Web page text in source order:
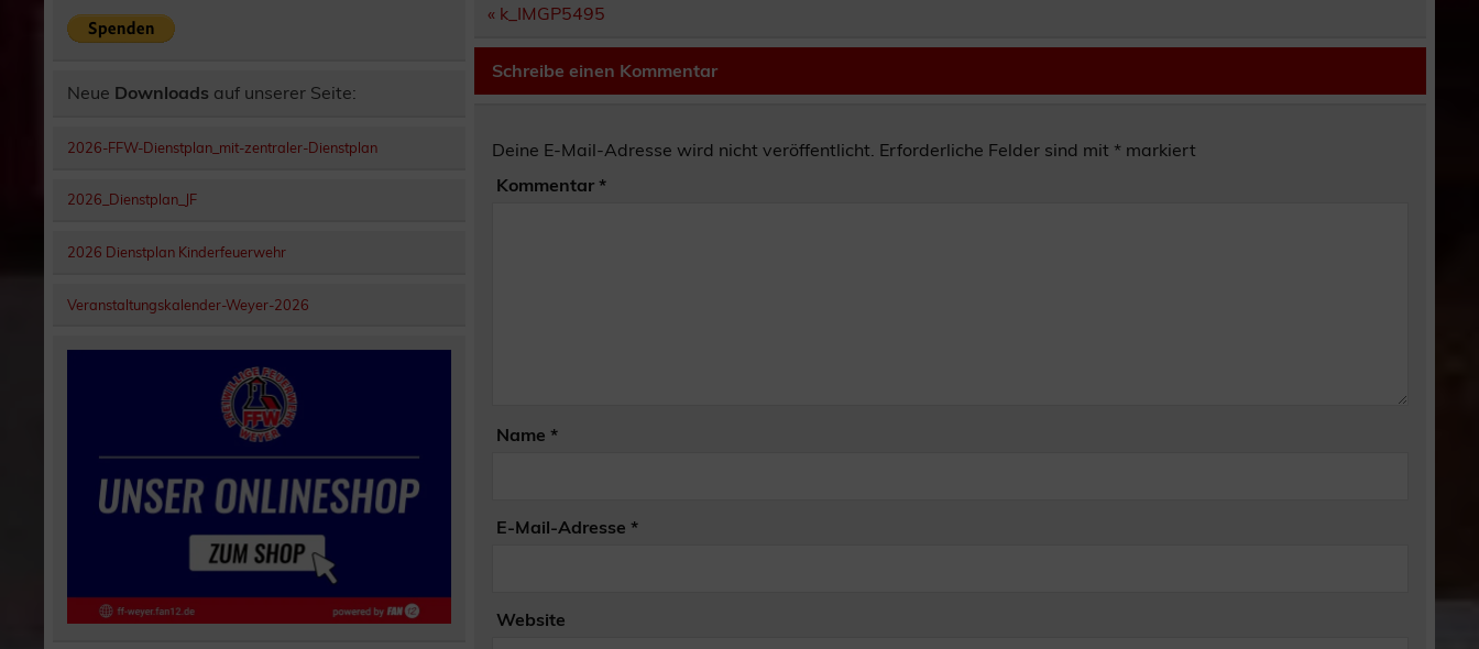
Beitragsnavigation
« k_IMGP5495
Schreibe einen Kommentar
Deine E-Mail-Adresse wird nicht veröffentlicht. Erforderliche Felder sind mit *markiert
Kommentar*
Name*
E-Mail-Adresse*
Website
Neue Downloads auf unserer Seite:
2026-FFW-Dienstplan_mit-zentraler-Dienstplan
2026_Dienstplan_JF
2026 Dienstplan Kinderfeuerwehr
Veranstaltungskalender-Weyer-2026